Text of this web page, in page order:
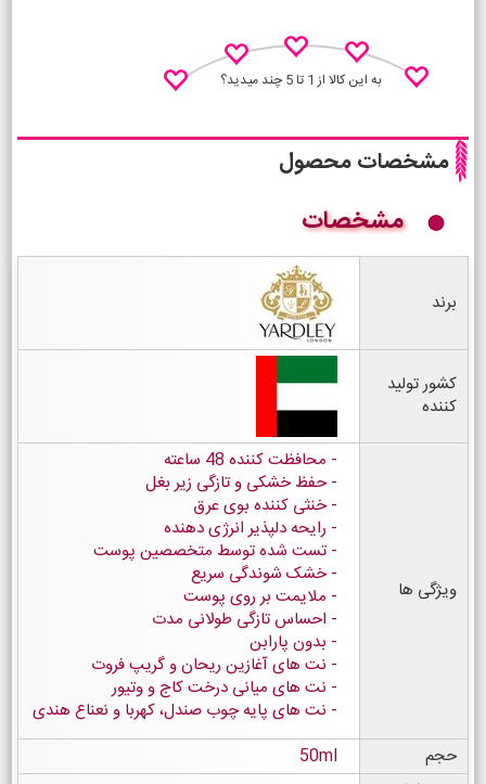
به این کالا از 1 تا 5 چند میدید؟
مشخصات محصول
مشخصات
برند
کشور تولید
کننده
ویژگی ها
محافظت کننده 48 ساعته
حفظ خشکی و تازگی زیر بغل
خنثی کننده بوی عرق
رایحه دلپذیر انرژی دهنده
تست شده توسط متخصصین پوست
خشک شوندگی سریع
ملایمت بر روی پوست
احساس تازگی طولانی مدت
بدون پارابن
نت های آغازین ریحان و گریپ فروت
نت های میانی درخت کاج و وتیور
نت های پایه چوب صندل، کهربا و نعناع هندی
حجم
50ml